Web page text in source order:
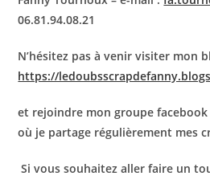
06.81.94.08.21
N’hésitez pas à venir visiter mon
https://
et rejoindre mon groupe
où je partage régulièrement mes
Si vous souhaitez aller faire un